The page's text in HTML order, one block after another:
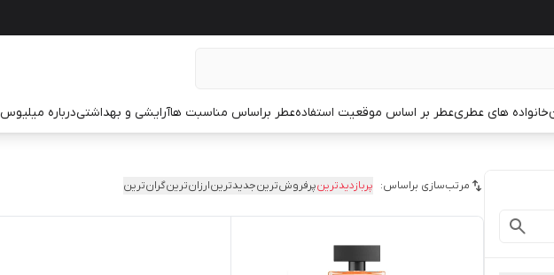
خانواده های عطریعطر بر اساس موقعیت استفادهعطر براساس مناسبت هاآرایشی و بهداشتیدرباره میلیوس
مرتب‌سازی براساس: پربازدیدترینپرفروش‌ترینجدیدترینارزان‌ترینگران‌ترین